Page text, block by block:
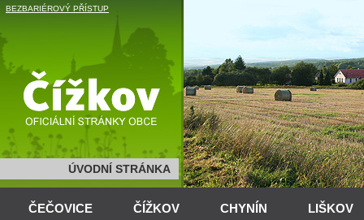
BEZBARIÉROVÝ PŘÍSTUP
ÚVODNÍ STRÁNKA
ČEČOVICE ČÍŽKOV CHYNÍN LIŠKOV